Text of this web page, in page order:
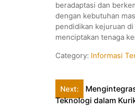
beradaptasi dan
dengan kebutuhan
pendidikan kejuruan
menciptakan tenaga
Category: Informasi
Post
Next:
Teknologi dalam